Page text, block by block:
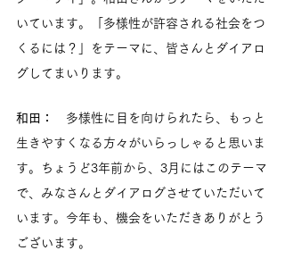
いています。「多様性が許容される社会をつ
くるには？」をテーマに、皆さんとダイアロ
グしてまいります。
和田：
多様性に目を向けられたら、もっと
生きやすくなる方々がいらっしゃると思いま
す。ちょうど3年前から、3月にはこのテーマ
で、みなさんとダイアログさせていただいて
います。今年も、機会をいただきありがとう
ございます。